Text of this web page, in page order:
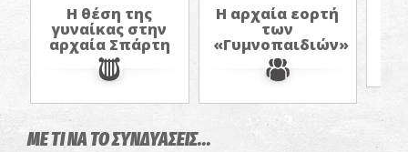
Η θέση της
γυναίκας στην
αρχαία Σπάρτη
Η αρχαία εορτή
των
«Γυμνοπαιδιών»
ΜΕ ΤΙ ΝΑ ΤΟ ΣΥΝΔΥΑΣΕΙΣ...